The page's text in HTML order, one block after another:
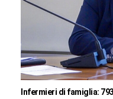
Infermieri di famiglia: